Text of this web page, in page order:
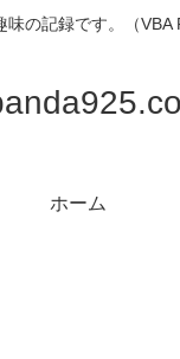
の記録です。（VBA
ホーム